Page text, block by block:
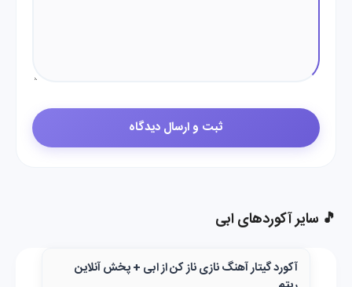
🎵 سایر آکوردهای ابی
آکورد گیتار آهنگ نازی ناز کن از ابی + پخش آنلاین